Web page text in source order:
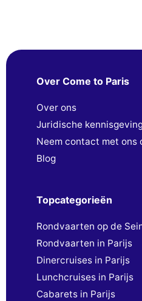
Over Come to Paris
Over ons
Juridische
Neem contact met ons
Blog
Topcategorieën
Rondvaarten op de
Rondvaarten in Parijs
Dinercruises in Parijs
Lunchcruises in Parijs
Cabarets in Parijs